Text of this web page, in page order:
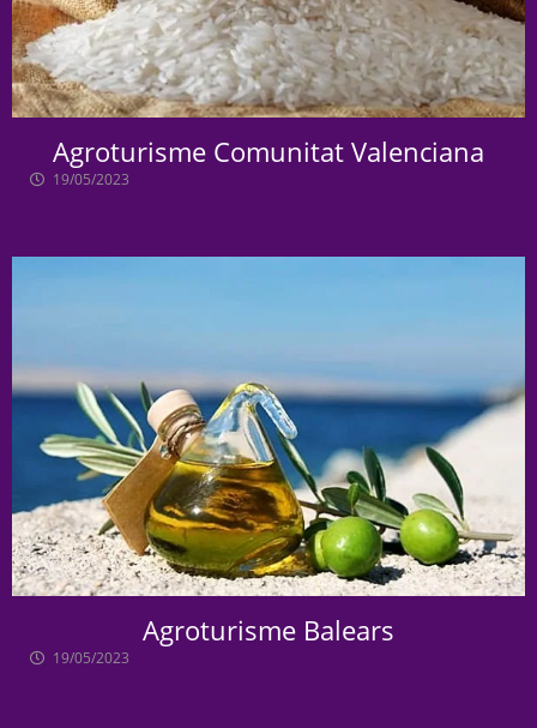
Agroturisme Comunitat Valenciana
19/05/2023
Agroturisme Balears
19/05/2023